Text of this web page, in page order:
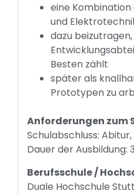
eine
und
dazu beizutragen,
Besten zählt
später als
Prototypen zu
Anforderungen zum
Schulabschluss:
Dauer der Ausbildung:
Berufsschule /
Duale Hochschule